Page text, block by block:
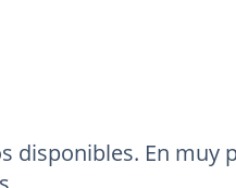
disponibles. En muy